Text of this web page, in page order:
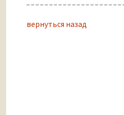
вернуться назад